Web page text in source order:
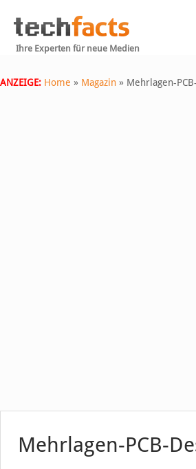
Ihre Experten für neue Medien
ANZEIGE: Home » Magazin » Mehrlagen-
Mehrlagen-PCB-